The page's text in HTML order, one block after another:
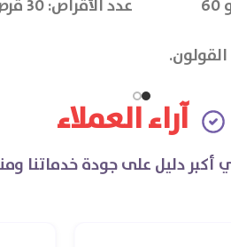
عدد الكبسولات: متغير 30 و 60
عدد الأقراص: 30 قرص
آراء العملاء
أكبر دليل على جودة خدماتنا